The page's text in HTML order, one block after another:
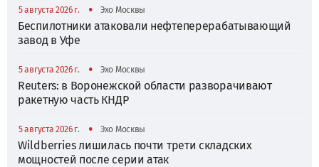
5 августа 2026 г. • Эхо Москвы
Беспилотники атаковали нефтеперерабатывающий
завод в Уфе
5 августа 2026 г. • Эхо Москвы
Reuters: в Воронежской области разворачивают
ракетную часть КНДР
5 августа 2026 г. • Эхо Москвы
Wildberries лишилась почти трети складских
мощностей после серии атак